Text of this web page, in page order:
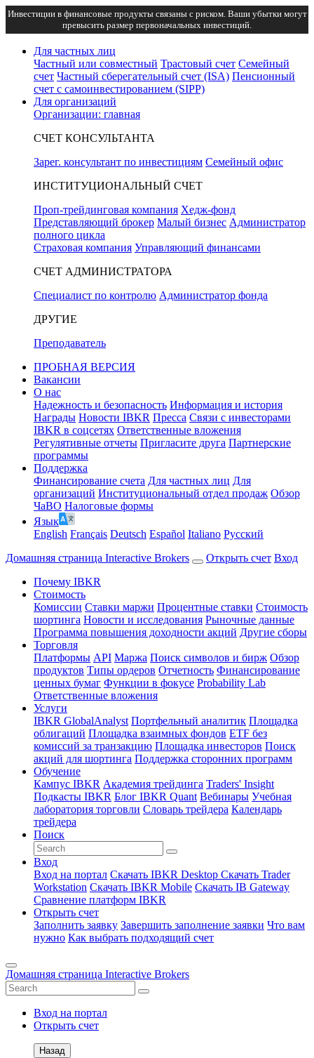
Инвестиции в финансовые продукты связаны с риском. Ваши убытки могут
превысить размер первоначальных инвестиций.
Для частных лиц
Частный или совместный Трастовый счет Семейный
счет Частный сберегательный счет (ISA) Пенсионный
счет с самоинвестированием (SIPP)
Для организаций
Организации: главная
СЧЕТ КОНСУЛЬТАНТА
Зарег. консультант по инвестициям Семейный офис
ИНСТИТУЦИОНАЛЬНЫЙ СЧЕТ
Проп-трейдинговая компания Хедж-фонд
Представляющий брокер Малый бизнес Администратор
полного цикла
Страховая компания Управляющий финансами
СЧЕТ АДМИНИСТРАТОРА
Специалист по контролю Администратор фонда
ДРУГИЕ
Преподаватель
ПРОБНАЯ ВЕРСИЯ
Вакансии
О нас
Надежность и безопасность Информация и история
Награды Новости IBKR Пресса Связи с инвесторами
IBKR в соцсетях Ответственные вложения
Регулятивные отчеты Пригласите друга Партнерские
программы
Поддержка
Финансирование счета Для частных лиц Для
организаций Институциональный отдел продаж Обзор
ЧаВО Налоговые формы
Язык
English Français Deutsch Español Italiano Pусский
Домашняя страница Interactive Brokers
Открыть счет Вход
Почему IBKR
Стоимость
Комиссии Ставки маржи Процентные ставки Стоимость
шортинга Новости и исследования Рыночные данные
Программа повышения доходности акций Другие сборы
Торговля
Платформы API Маржа Поиск символов и бирж Обзор
продуктов Типы ордеров Отчетность Финансирование
ценных бумаг Функции в фокусе Probability Lab
Ответственные вложения
Услуги
IBKR GlobalAnalyst Портфельный аналитик Площадка
облигаций Площадка взаимных фондов ETF без
комиссий за транзакцию Площадка инвесторов Поиск
акций для шортинга Поддержка сторонних программ
Обучение
Кампус IBKR Академия трейдинга Traders' Insight
Подкасты IBKR Блог IBKR Quant Вебинары Учебная
лаборатория торговли Словарь трейдера Календарь
трейдера
Поиск
Вход
Вход на портал Скачать IBKR Desktop Скачать Trader
Workstation Скачать IBKR Mobile Скачать IB Gateway
Сравнение платформ IBKR
Открыть счет
Заполнить заявку Завершить заполнение заявки Что вам
нужно Как выбрать подходящий счет
Домашняя страница Interactive Brokers
Вход на портал
Открыть счет
Назад